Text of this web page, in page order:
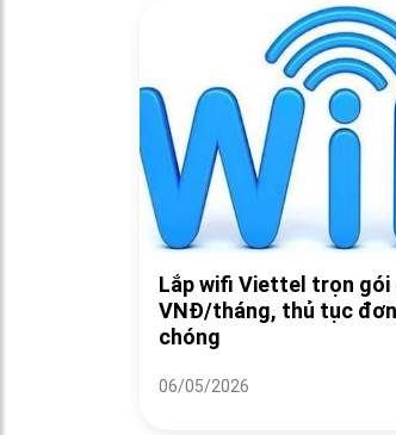
Lắp wifi Viettel trọn gói
VNĐ/tháng, thủ tục đơn
chóng
06/05/2026